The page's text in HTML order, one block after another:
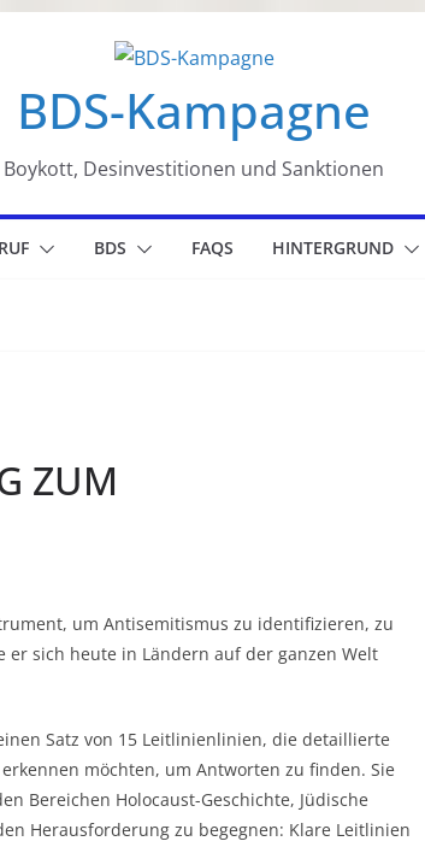
BDS-Kampagne
Boykott, Desinvestitionen und Sanktionen
BDS FAQS HINTERGRUND
ZUM
um Antisemitismus zu identifizieren, zu
sich heute in Ländern auf der ganzen Welt
Satz von 15 Leitlinienlinien, die detaillierte
möchten, um Antworten zu finden. Sie
Bereichen Holocaust-Geschichte, Jüdische
Herausforderung zu begegnen: Klare Leitlinien